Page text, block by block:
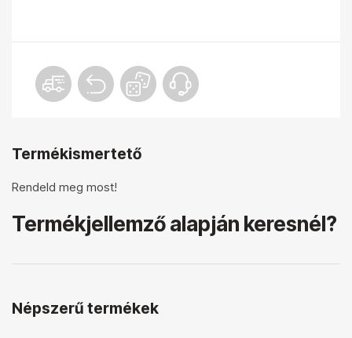
Termékismertető
Rendeld meg most!
Termékjellemző alapján keresnél?
Népszerű termékek